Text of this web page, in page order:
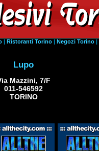
| Ristoranti Torino | Negozi Torino |
Lupo
Mazzini, 7/F
011-546592
TORINO